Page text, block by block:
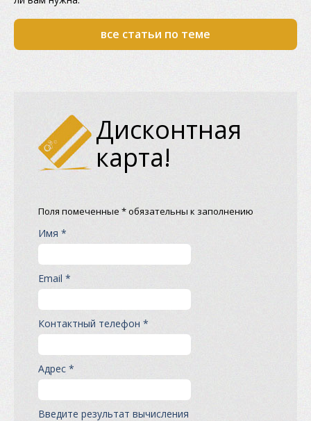
все статьи по теме
Дисконтная
карта!
Поля помеченные * обязательны к заполнению
Имя *
Email *
Контактный телефон *
Адрес *
Введите результат вычисления